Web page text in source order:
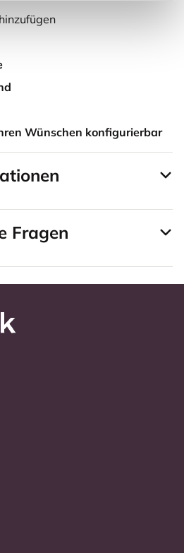
Wünschen konfigurierbar
Fragen